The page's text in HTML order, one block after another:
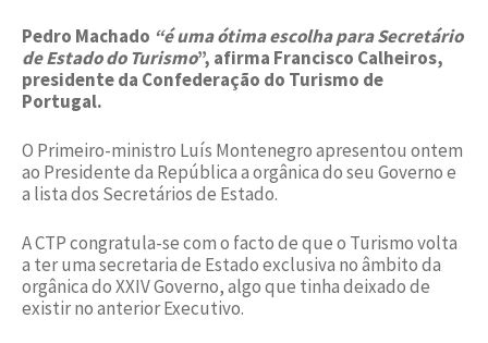
Pedro Machado “é uma ótima escolha para Secretário
de Estado do Turismo”, afirma Francisco Calheiros,
presidente da Confederação do Turismo de
Portugal.
O Primeiro-ministro Luís Montenegro apresentou ontem
ao Presidente da República a orgânica do seu Governo e
a lista dos Secretários de Estado.
A CTP congratula-se com o facto de que o Turismo volta
a ter uma secretaria de Estado exclusiva no âmbito da
orgânica do XXIV Governo, algo que tinha deixado de
existir no anterior Executivo.